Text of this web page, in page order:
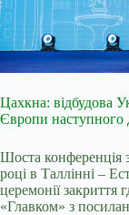
Цахкна: відбудова
Європи наступного
Шоста конференція
році в Таллінні –
церемонії закриття
«Главком» з